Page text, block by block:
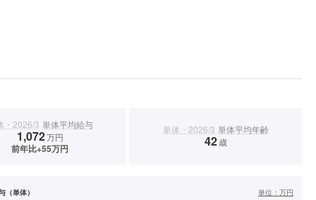
・2026/3 単体平均給与
1,072万円
前年比+55万円
単体・2026/3 単体平均年齢
42 歳
（単体） 単位： 万円